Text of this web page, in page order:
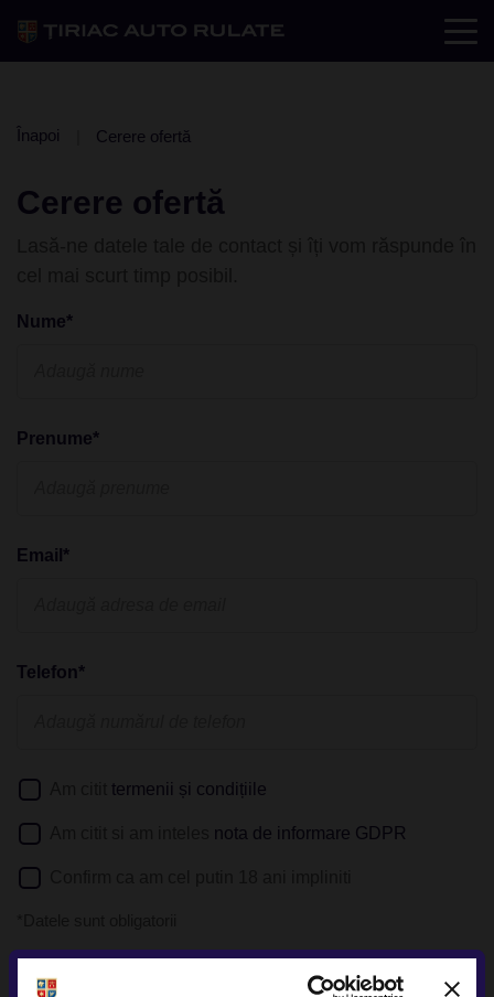
Înapoi Cerere ofertă
Cerere ofertă
Nume*
Prenume*
Email*
Telefon*
termenii și condițiile
nota de informare GDPR
Daca solicitati detalii despre o anumita oferta postata pe
website, puteti afla
cum va prelucram datele